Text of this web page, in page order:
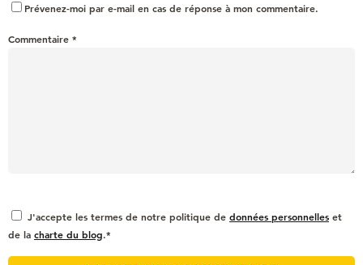
Prévenez-moi par e-mail en cas de réponse à mon commentaire.
Commentaire *
J'accepte les termes de notre politique de données personnelles et
de la charte du blog.*